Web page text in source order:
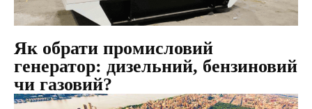
Як обрати промисловий
генератор: дизельний, бензиновий
чи газовий?